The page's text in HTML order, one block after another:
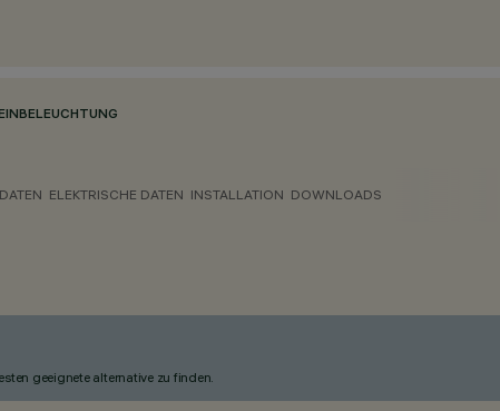
ELEKTRISCHE DATEN INSTALLATION DOWNLOADS
geeignete alternative zu finden.